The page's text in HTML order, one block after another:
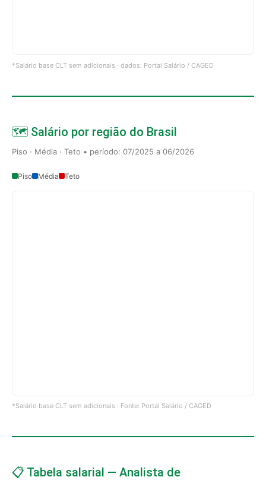
*Salário base CLT sem adicionais · dados: Portal Salário / CAGED
🗺️ Salário por região do Brasil
Piso · Média · Teto • período: 07/2025 a 06/2026
Piso Média Teto
*Salário base CLT sem adicionais · Fonte: Portal Salário / CAGED
📋 Tabela salarial — Analista de